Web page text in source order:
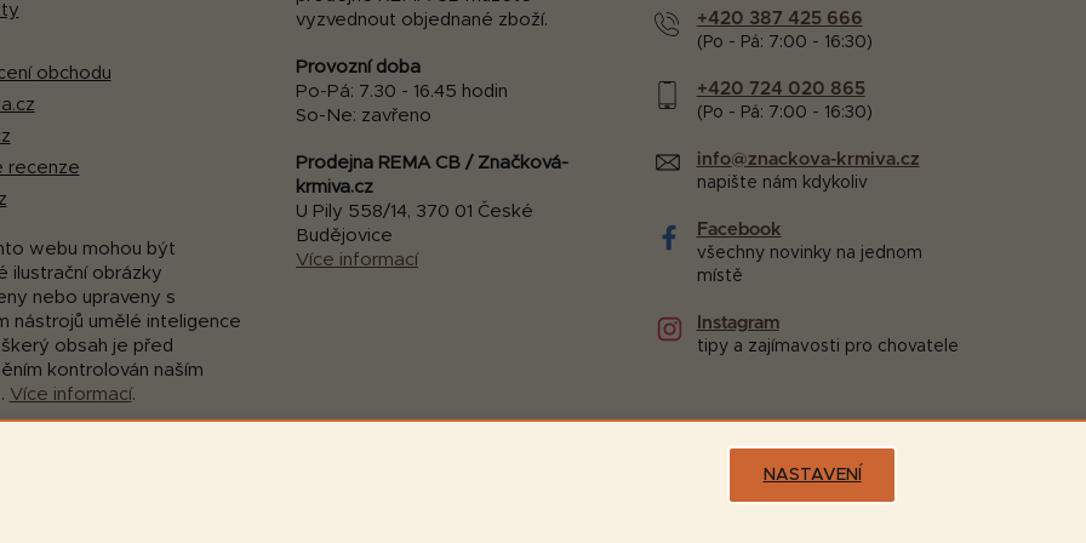
NASTAVENÍ
obchodu
recenze
webu mohou být
ilustrační obrázky
nebo upraveny s
nástrojů umělé inteligence
obsah je před
kontrolován naším
Více informací.
vyzvednout objednané zboží.
Provozní doba
Po-Pá: 7.30 - 16.45 hodin
So-Ne: zavřeno
Prodejna REMA CB / Značková-
krmiva.cz
U Pily 558/14, 370 01 České
Budějovice
Více informací
+420 387 425 666
(Po - Pá: 7:00 - 16:30)
+420 724 020 865
(Po - Pá: 7:00 - 16:30)
info@znackova-krmiva.cz
napište nám kdykoliv
Facebook
všechny novinky na jednom
místě
Instagram
tipy a zajímavosti pro chovatele